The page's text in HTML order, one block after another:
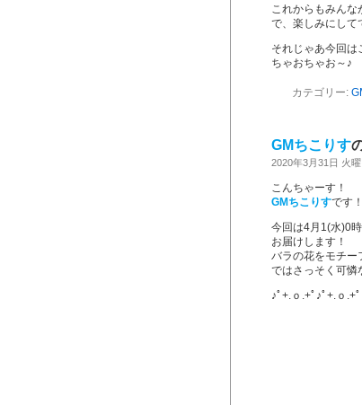
これからもみんな
それじゃあ今回は
ちゃおちゃお～♪
カテゴリー:
GMちこりす
2020年3月31日 火曜
こんちゃーす！
GMちこりすです！
今回は4月1(水)0
お届けします！
バラの花をモチー
ではさっそく可憐
♪ﾟ+.ｏ.+ﾟ♪ﾟ+.ｏ.+